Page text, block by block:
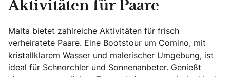
Aktivitäten für Paare
Malta bietet zahlreiche Aktivitäten für frisch
verheiratete Paare. Eine Bootstour um Comino, mit
kristallklarem Wasser und malerischer Umgebung, ist
ideal für Schnorchler und Sonnenanbeter. Genießt